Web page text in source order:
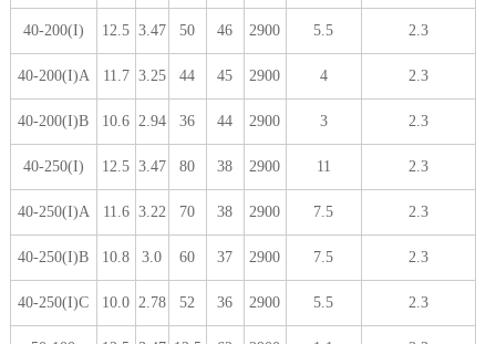
40-200(I) 12.5 3.47 50 46 2900 5.5 2.3
40-200(I)A 11.7 3.25 44 45 2900 4 2.3
40-200(I)B 10.6 2.94 36 44 2900 3 2.3
40-250(I) 12.5 3.47 80 38 2900 11 2.3
40-250(I)A 11.6 3.22 70 38 2900 7.5 2.3
40-250(I)B 10.8 3.0 60 37 2900 7.5 2.3
40-250(I)C 10.0 2.78 52 36 2900 5.5 2.3